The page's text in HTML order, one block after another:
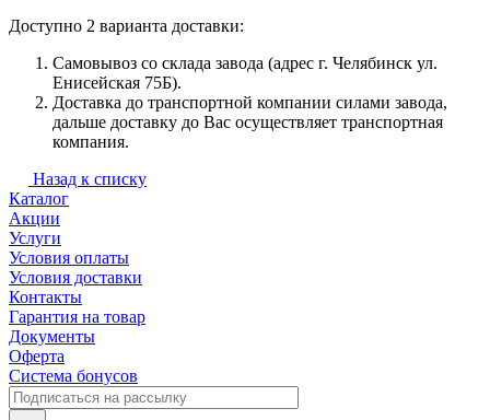
Доступно 2 варианта доставки:
Самовывоз со склада завода (адрес г. Челябинск ул.
Енисейская 75Б).
Доставка до транспортной компании силами завода,
дальше доставку до Вас осуществляет транспортная
компания.
Назад к списку
Каталог
Акции
Услуги
Условия оплаты
Условия доставки
Контакты
Гарантия на товар
Документы
Оферта
Система бонусов